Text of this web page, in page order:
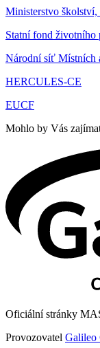
Ministerstvo
Statní fond životního
Národní síť Místních
HERCULES-CE
EUCF
Mohlo by Vás
Oficiální stránky
Provozovatel Galileo